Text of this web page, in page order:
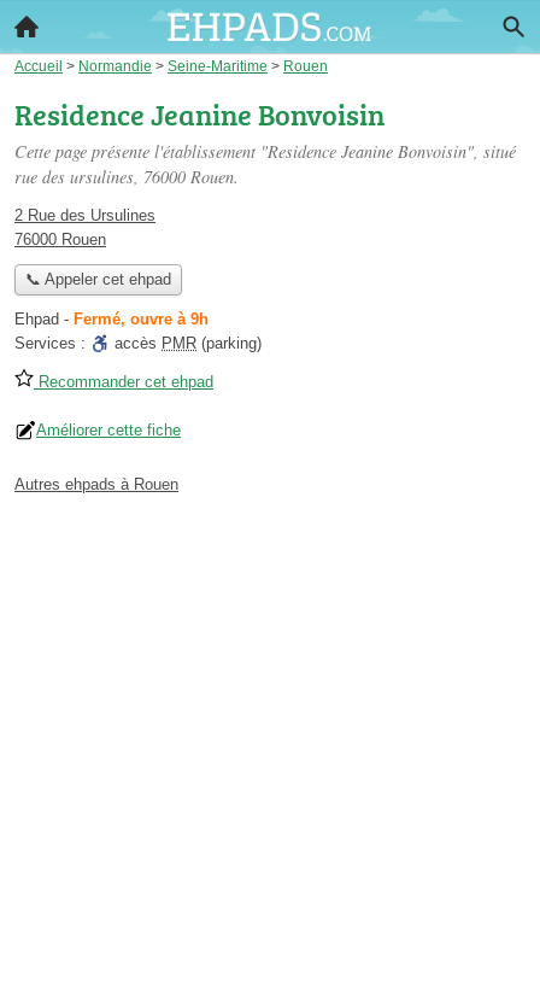
Accueil > Normandie > Seine-Maritime > Rouen
Residence Jeanine Bonvoisin
Cette page présente l'établissement "Residence Jeanine Bonvoisin", situé
rue des ursulines, 76000 Rouen.
2 Rue des Ursulines
76000 Rouen
📞 Appeler cet ehpad
Ehpad - Fermé, ouvre à 9h
Services :
accès PMR (parking)
Recommander cet ehpad
Améliorer cette fiche
Autres ehpads à Rouen